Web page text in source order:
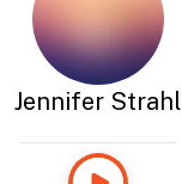
Jennifer Strahl